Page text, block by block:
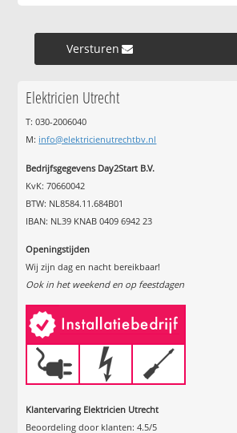
Versturen »
Elektricien Utrecht
T: 030-2006040
M: info@elektricienutrechtbv.nl
Bedrijfsgegevens Day2Start B.V.
KvK: 70660042
BTW: NL8584.11.684B01
IBAN: NL39 KNAB 0409 6942 23
Openingstijden
Wij zijn dag en nacht bereikbaar!
Ook in het weekend en op feestdagen
Klantervaring Elektricien Utrecht
Beoordeling door klanten:4.5/5